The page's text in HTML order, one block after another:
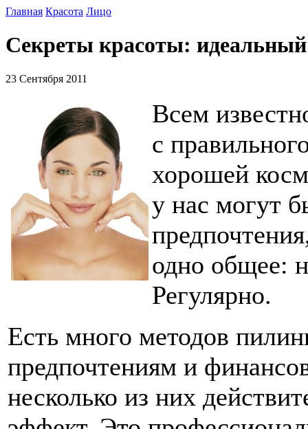
Главная Красота Лицо
Секреты красоты:
23 Сентября 2011
Всем
с
хорошей
у нас могут
одно общее:
Регулярно.
Есть много методов
предпочтениям и
несколько из них